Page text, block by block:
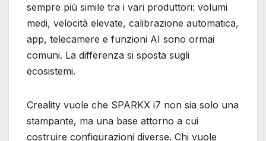
sempre più simile tra i vari produttori: volumi
medi, velocità elevate, calibrazione automatica,
app, telecamere e funzioni AI sono ormai
comuni. La differenza si sposta sugli
ecosistemi.
Creality vuole che SPARKX i7 non sia solo una
stampante, ma una base attorno a cui
costruire configurazioni diverse. Chi vuole